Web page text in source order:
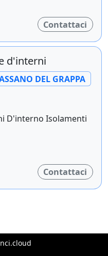
Contattaci
d'interni
DEL GRAPPA
D'interno Isolamenti
Contattaci